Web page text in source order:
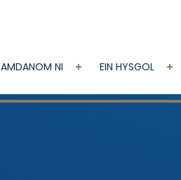
AMDANOM NI EIN HYSGOL